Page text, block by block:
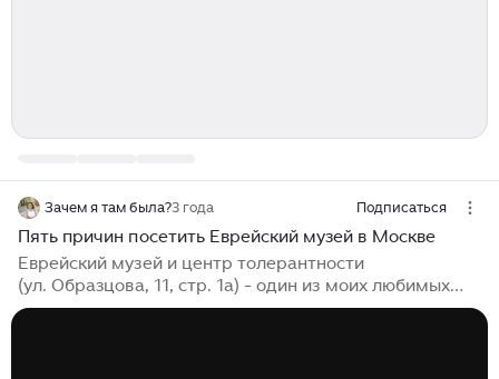
Зачем я там была?3 года Подписаться
Пять причин посетить Еврейский музей в Москве
Еврейский музей и центр толерантности
(ул. Образцова, 11, стр. 1а) - один из моих любимых
московских музеев. И на то есть несколько причин